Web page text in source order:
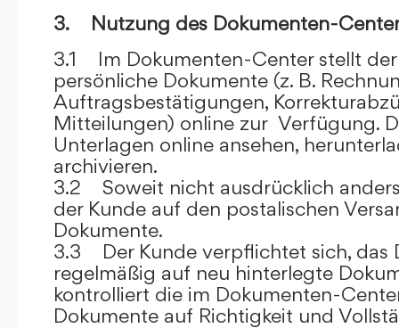
3. Nutzung des Dokumenten-
3.1 Im Dokumenten-Center stellt
persönliche Dokumente (z. B.
Auftragsbestätigungen,
Mitteilungen) online zur Verfügung.
Unterlagen online ansehen,
archivieren.
3.2 Soweit nicht ausdrücklich
der Kunde auf den postalischen
Dokumente.
3.3 Der Kunde verpflichtet sich, das
regelmäßig auf neu hinterlegte
kontrolliert die im Dokumenten-
Dokumente auf Richtigkeit und